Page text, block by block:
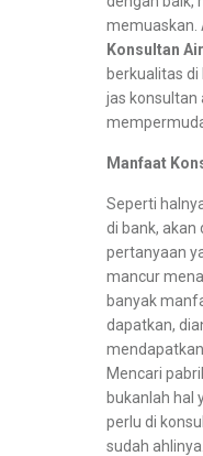
memuaskan.
Konsultan
berkualitas
jas konsultan
Manfaat
Seperti
di bank, akan
pertanyaan
mancur
banyak
dapatkan,
Mencari
bukanlah hal
perlu di
sudah